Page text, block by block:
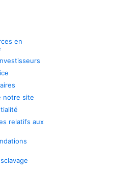
en
notre site
relatifs aux